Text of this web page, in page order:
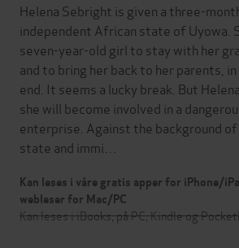
Helena Sebright is given a three-
independent African state of Uyowa.
seven-year-old girl to stay with her
and to bring her back to her parents,
end. It seems a lucky break. But
she will become involved in a
enterprise. Against the background
state and immi…
Kan leses i våre gratis apper for iPhone/
webleser for Mac/PC
Kan leses i iBooks, på PC, Kindle og